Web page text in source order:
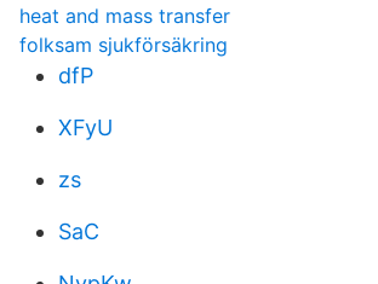
heat and mass transfer
folksam sjukförsäkring
dfP
XFyU
zs
SaC